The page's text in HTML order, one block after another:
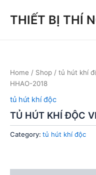
THIẾT BỊ THÍ
Home / Shop / tủ hút khí
HHAO-2018
tủ hút khí độc
TỦ HÚT KHÍ ĐỘC
Category: tủ hút khí độc